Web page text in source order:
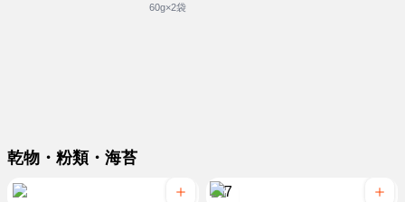
60g×2袋
乾物・粉類・海苔